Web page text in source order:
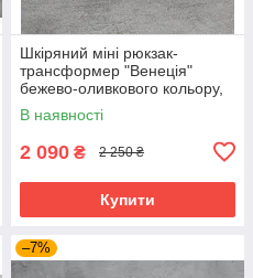
Шкіряний міні рюкзак-
трансформер "Венеція"
бежево-оливкового кольору,
17х19х7 см
В наявності
2 090 ₴ 2 250 ₴
Купити
–7%